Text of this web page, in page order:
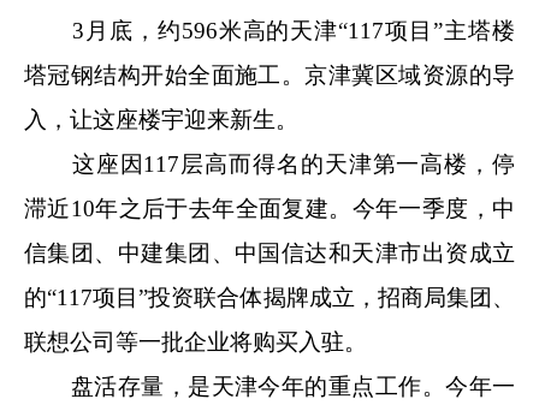
3月底，约596米高的天津“117项目”主塔楼
塔冠钢结构开始全面施工。京津冀区域资源的导
入，让这座楼宇迎来新生。
这座因117层高而得名的天津第一高楼，停
滞近10年之后于去年全面复建。今年一季度，中
信集团、中建集团、中国信达和天津市出资成立
的“117项目”投资联合体揭牌成立，招商局集团、
联想公司等一批企业将购买入驻。
盘活存量，是天津今年的重点工作。今年一